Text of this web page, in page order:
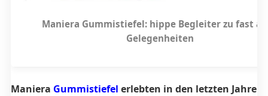
Maniera Gummistiefel: hippe Begleiter zu fast
Gelegenheiten
Maniera Gummistiefel erlebten in den letzten Jahren